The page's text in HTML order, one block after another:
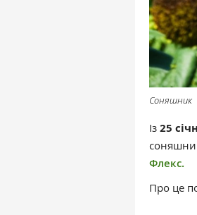
Соняшник
Із 25
Флекс.
Про це